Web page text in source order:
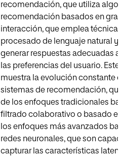
recomendación, que utiliza
recomendación basados en
interacción, que emplea técnicas
procesado de lenguaje natural y
generar respuestas adecuadas
las preferencias del usuario. Este
muestra la evolución constante
sistemas de recomendación,
de los enfoques tradicionales
filtrado colaborativo o basado
los enfoques más avanzados
redes neuronales, que son
capturar las características